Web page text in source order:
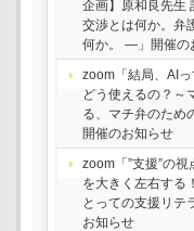
企画】原和良先生
交渉とは何か。弁
何か。 ―」開催の
zoom「結局、AI
どう使えるの？～
る、マチ弁のため
開催のお知らせ
zoom「”支援”の
を大きく左右する
とっての支援リテ
お知らせ